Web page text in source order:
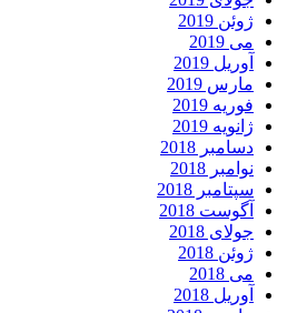
ژوئن 2019
می 2019
آوریل 2019
مارس 2019
فوریه 2019
ژانویه 2019
دسامبر 2018
نوامبر 2018
سپتامبر 2018
آگوست 2018
جولای 2018
ژوئن 2018
می 2018
آوریل 2018